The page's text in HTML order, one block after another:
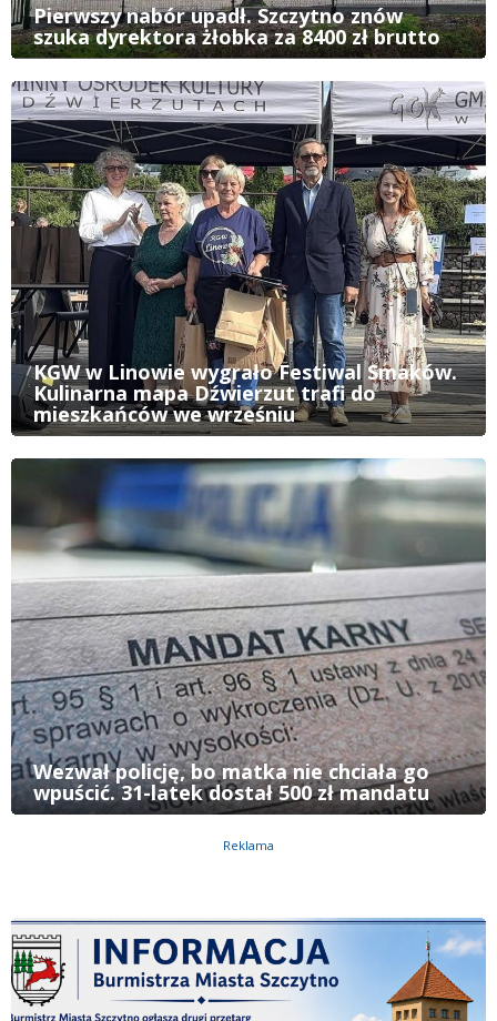
Pierwszy nabór upadł. Szczytno znów
szuka dyrektora żłobka za 8400 zł brutto
KGW w Linowie wygrało Festiwal Smaków.
Kulinarna mapa Dźwierzut trafi do
mieszkańców we wrześniu
Wezwał policję, bo matka nie chciała go
wpuścić. 31-latek dostał 500 zł mandatu
Reklama